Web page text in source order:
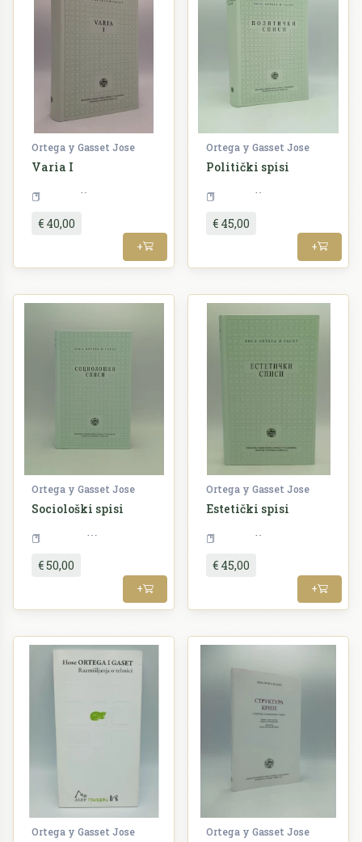
Ortega y Gasset Jose
Varia I
€ 40,00
+
Ortega y Gasset Jose
Politički spisi
€ 45,00
+
Ortega y Gasset Jose
Sociološki spisi
€ 50,00
+
Ortega y Gasset Jose
Estetički spisi
€ 45,00
+
Ortega y Gasset Jose Ortega y Gasset Jose